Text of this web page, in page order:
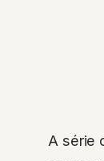
A série